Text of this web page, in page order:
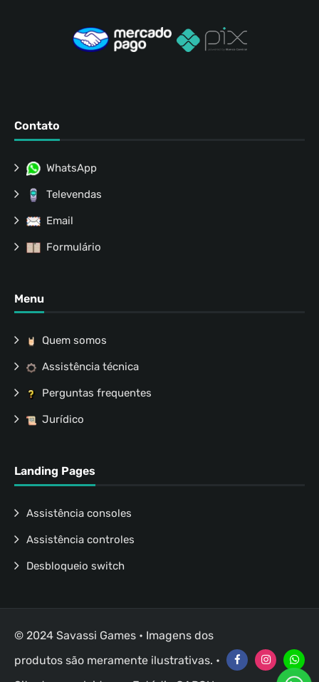
Contato
WhatsApp
Televendas
Email
Formulário
Menu
Quem somos
Assistência técnica
Perguntas frequentes
Jurídico
Landing Pages
Assistência consoles
Assistência controles
Desbloqueio switch
© 2024 Savassi Games • Imagens dos
produtos são meramente ilustrativas. •